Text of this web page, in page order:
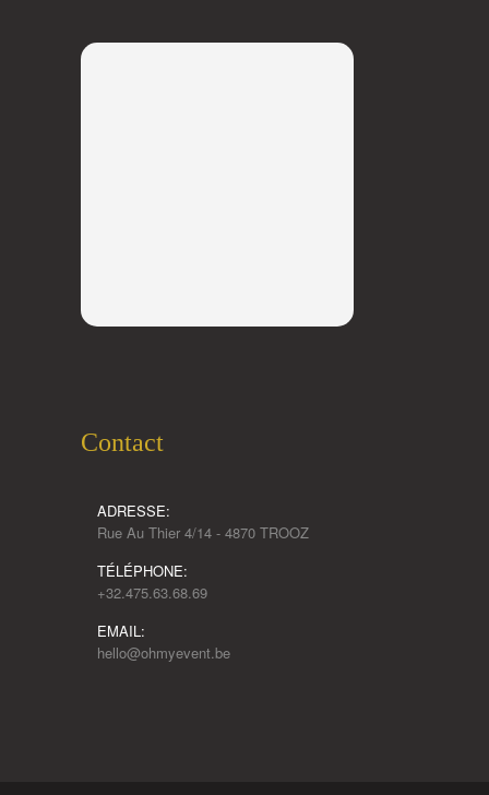
Contact
ADRESSE:
Rue Au Thier 4/14 - 4870 TROOZ
TÉLÉPHONE:
+32.475.63.68.69
EMAIL:
hello@ohmyevent.be